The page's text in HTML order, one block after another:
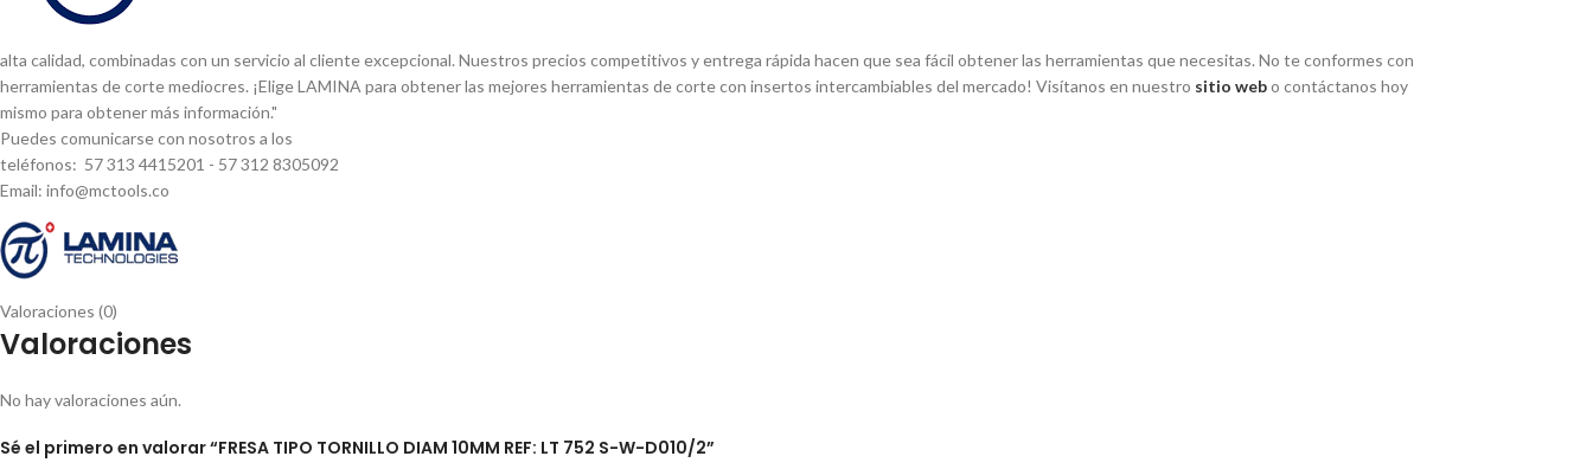
alta calidad, combinadas con un servicio al cliente excepcional. Nuestros precios competitivos y entrega rápida hacen que sea fácil obtener las herramientas que necesitas. No te conformes con
herramientas de corte mediocres. ¡Elige LAMINA para obtener las mejores herramientas de corte con insertos intercambiables del mercado! Visí­tanos en nuestro sitio webo contáctanos hoy
mismo para obtener más información."
Puedes comunicarse con nosotros a los
teléfonos: 57 313 4415201 - 57 312 8305092
Email: info@mctools.co
Valoraciones (0)
Valoraciones
No hay valoraciones aún.
Sé el primero en valorar “FRESA TIPO TORNILLO DIAM 10MM REF: LT 752 S-W-D010/2”